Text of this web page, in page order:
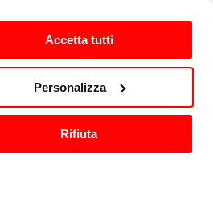
Accetta tutti
Personalizza
Rifiuta
Keukenaccessoires